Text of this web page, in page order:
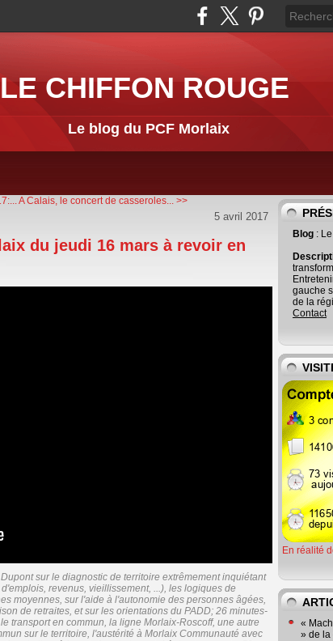
LE CHIFFON ROUGE
Le blog du PCF Morlaix
A Calais, le concert de casseroles... >>
5 avril 2017
du jeudi 16 mars à revoir en
sur le diagnostic de territoire extrêmement inquiétant
revenus, vieillissement, ...), les logiques de
moyennes, sur l'aide à l'autonomie des personnes âgées,
de retraites, et sur les orientations du PADD; 26 minutes-
transport en commun, la ligne Morlaix-Roscoff, une autre
sur le territoire, l'austérité à Morlaix Communauté avec
Blog :
gauche
de la
Contact
En réalité
«
» de la